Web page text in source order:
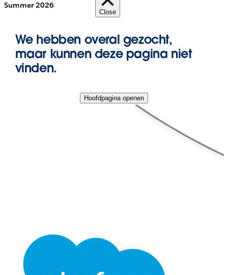
Summer 2026
Close
We hebben overal gezocht,
maar kunnen deze pagina niet
vinden.
Hoofdpagina openen